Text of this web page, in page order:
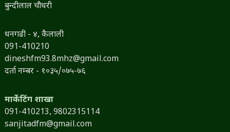
बुन्दीलाल चौधरी
धनगढी - ४, कैलाली
091-410210
dineshfm93.8mhz@gmail.com
दर्ता नम्बर - १०३५/०७५-७६
मार्केटिंग शाखा
091-410213, 9802315114
sanjitadfm@gmail.com